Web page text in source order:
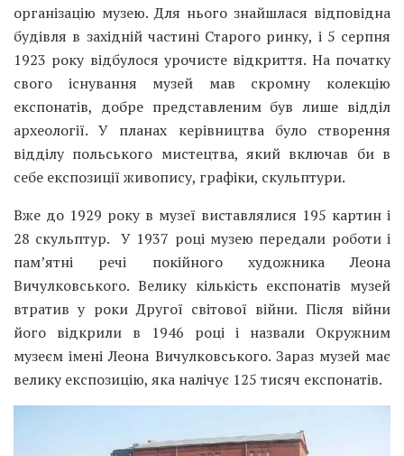
організацію музею. Для нього знайшлася відповідна
будівля в західній частині Старого ринку, і 5 серпня
1923 року відбулося урочисте відкриття. На початку
свого існування музей мав скромну колекцію
експонатів, добре представленим був лише відділ
археології. У планах керівництва було створення
відділу польського мистецтва, який включав би в
себе експозиції живопису, графіки, скульптури.
Вже до 1929 року в музеї виставлялися 195 картин і
28 скульптур. У 1937 році музею передали роботи і
пам’ятні речі покійного художника Леона
Вичулковського. Велику кількість експонатів музей
втратив у роки Другої світової війни. Після війни
його відкрили в 1946 році і назвали Окружним
музеєм імені Леона Вичулковського. Зараз музей має
велику експозицію, яка налічує 125 тисяч експонатів.